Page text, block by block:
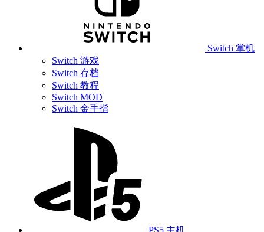
Switch 掌机
Switch 游戏
Switch 存档
Switch 教程
Switch MOD
Switch 金手指